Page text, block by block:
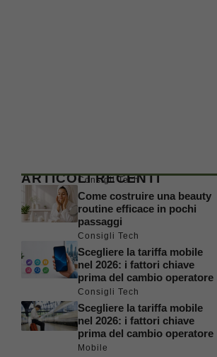
ARTICOLI RECENTI
Consigli Tech
Come costruire una beauty
routine efficace in pochi
passaggi
Consigli Tech
Scegliere la tariffa mobile
nel 2026: i fattori chiave
prima del cambio operatore
Consigli Tech
Scegliere la tariffa mobile
nel 2026: i fattori chiave
prima del cambio operatore
Mobile